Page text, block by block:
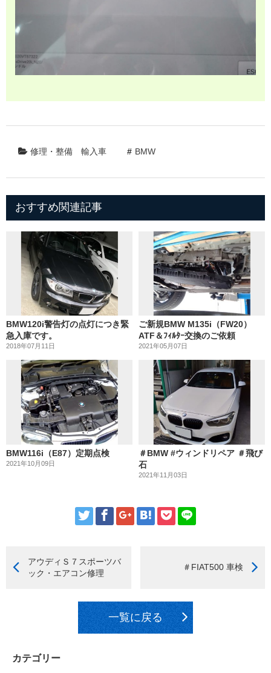
修理・整備 輸入車 BMW
おすすめ関連記事
BMW120i警告灯の点灯につき緊
急入庫です。
2018年07月11日
ご新規BMW M135i（FW20）
ATF＆ﾌｨﾙﾀｰ交換のご依頼
2021年05月07日
BMW116i（E87）定期点検
2021年10月09日
＃BMW #ウィンドリペア ＃飛び
石
2021年11月03日
アウディＳ７スポーツバ
ック・エアコン修理
＃FIAT500 車検
一覧に戻る
カテゴリー